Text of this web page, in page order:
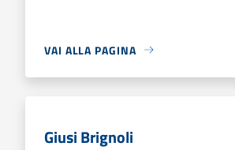
VAI ALLA PAGINA
Giusi Brignoli